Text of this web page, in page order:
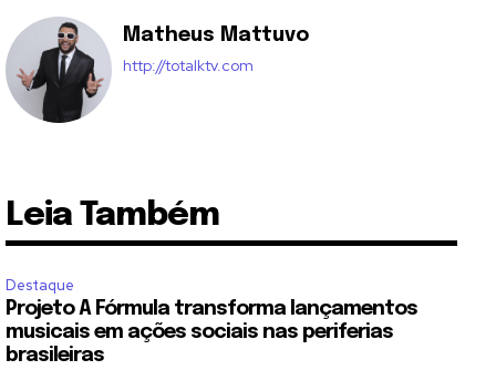
Matheus Mattuvo
http://totalktv.com
Leia Também
Destaque
Projeto A Fórmula transforma lançamentos
musicais em ações sociais nas periferias
brasileiras